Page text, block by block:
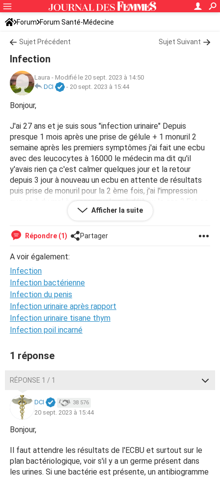
Forum Forum Santé-Médecine
Symptômes et maladies courantes Infection urinaire
Sujet Précédent Sujet Suivant
Infection
Laura - Modifié le 20 sept. 2023 à 14:50
DCI
- 20 sept. 2023 à 15:44
Bonjour,
J'ai 27 ans et je suis sous "infection urinaire" Depuis
presque 1 mois après une prise de gélule + 1 monuril 2
semaine après les premiers symptômes j'ai fait une ecbu
avec des leucocytes à 16000 le médecin ma dit qu'il
y'avais rien ça c'est calmer quelques jour et la retour
depuis 3 jour à nouveau un ecbu en attente de résultats
puis prise de monuril pour la 2 ème fois, j'ai l'impression
que ça à du mal à passer quelqun à déjà eu le cas ? Est ce
que ça pourrai être autre chose
Combien de temps met le monuril à faire effet
Monuril à était prescrit par mon médecin et hier par ma
Afficher la suite
Répondre (1) Partager
A voir également:
Infection
Infection bactérienne
Infection du penis
Infection urinaire après rapport
Infection urinaire tisane thym
Infection poil incarné
1 réponse
RÉPONSE 1 / 1
DCI 38 576
20 sept. 2023 à 15:44
Bonjour,
Il faut attendre les résultats de l'ECBU et surtout sur le
plan bactériologique, voir s'il y a un germe présent dans
les urines. Si une bactérie est présente, un antibiogramme